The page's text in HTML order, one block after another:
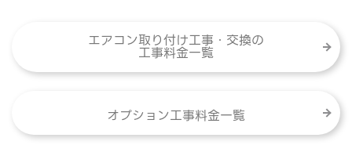
エアコン取り付け工事・交換の
工事料金一覧
オプション工事料金一覧